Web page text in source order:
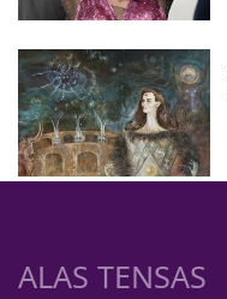
ALAS TENSAS